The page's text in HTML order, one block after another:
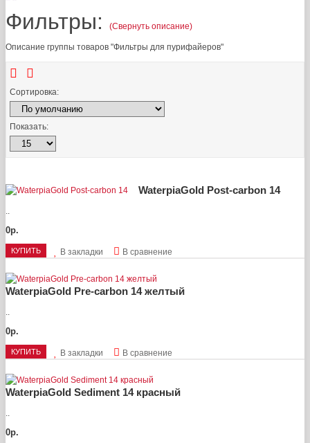
Фильтры: (Свернуть описание)
Описание группы товаров "Фильтры для пурифайеров"
Сортировка:
Показать:
WaterpiaGold Post-carbon 14
..
0р.
КУПИТЬ В закладки В сравнение
WaterpiaGold Pre-carbon 14 желтый
..
0р.
КУПИТЬ В закладки В сравнение
WaterpiaGold Sediment 14 красный
..
0р.